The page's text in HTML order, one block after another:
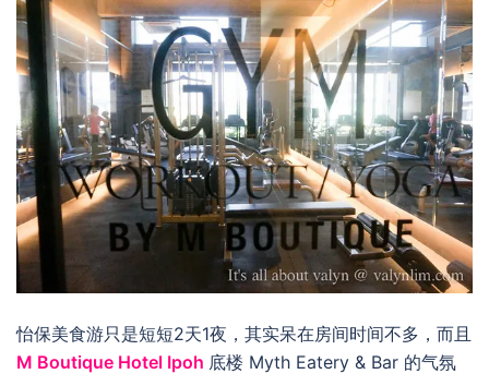
怡保美食游只是短短2天1夜，其实呆在房间时间不多，而且
M Boutique Hotel Ipoh 底楼 Myth Eatery & Bar 的气氛